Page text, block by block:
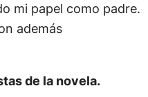
mi papel como padre.
además
de la novela.